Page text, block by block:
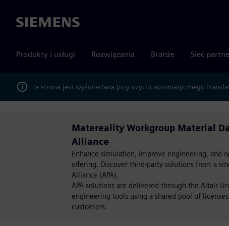
Siemens
Produkty i usługi Rozwiązania Branże Sieć
Ta strona jest wyświetlana przy użyciu automatycznego
Matereality Workgroup Material
Alliance
Enhance simulation, improve engineering, and
offering. Discover third-party solutions from a
Alliance (APA).
APA solutions are delivered through the Altair
engineering tools using a shared pool of
customers.